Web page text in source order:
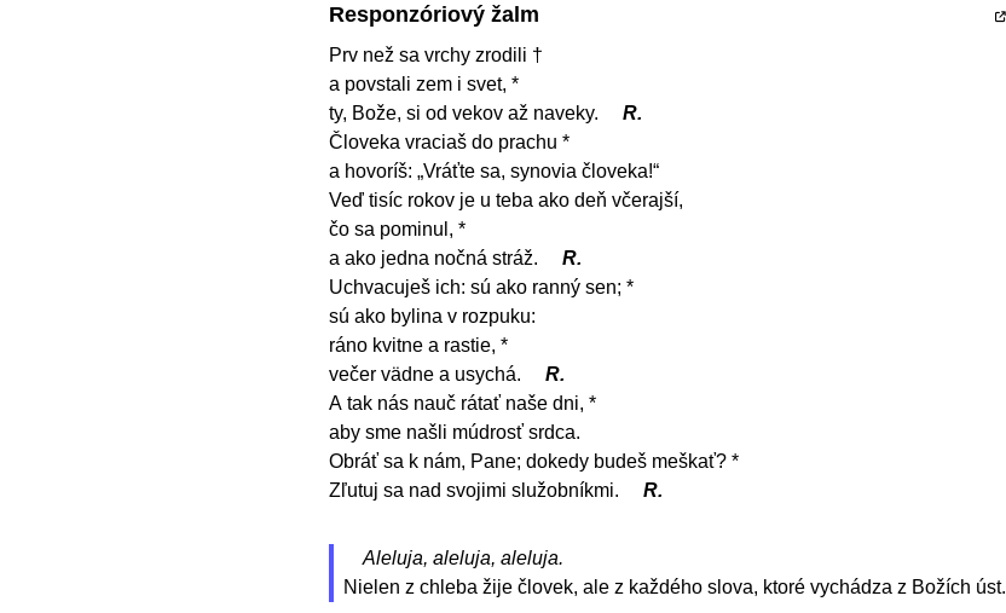
Responzóriový žalm
Prv než sa vrchy zrodili †
a povstali zem i svet, *
ty, Bože, si od vekov až naveky.
R.
Človeka vraciaš do prachu *
a hovoríš: „Vráťte sa, synovia človeka!“
Veď tisíc rokov je u teba ako deň včerajší,
čo sa pominul, *
a ako jedna nočná stráž.
R.
Uchvacuješ ich: sú ako ranný sen; *
sú ako bylina v rozpuku:
ráno kvitne a rastie, *
večer vädne a usychá.
R.
A tak nás nauč rátať naše dni, *
aby sme našli múdrosť srdca.
Obráť sa k nám, Pane; dokedy budeš meškať? *
Zľutuj sa nad svojimi služobníkmi.
R.
Aleluja, aleluja, aleluja.
Nielen z chleba žije človek, ale z každého slova, ktoré vychádza z Božích úst.